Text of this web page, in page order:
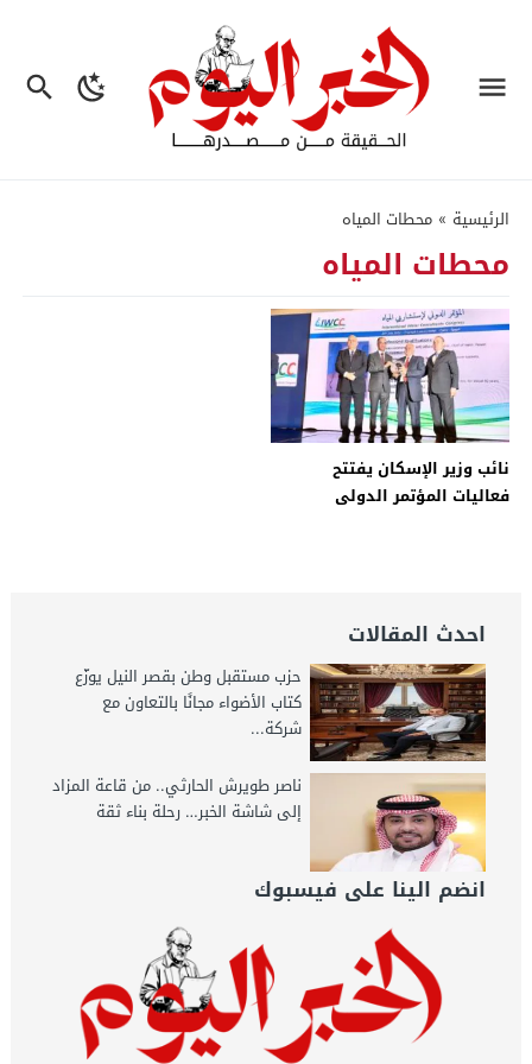
الرئيسية » محطات المياه
محطات المياه
نائب وزير الإسكان يفتتح
فعاليات المؤتمر الدولى
احدث المقالات
حزب مستقبل وطن بقصر النيل يوزّع
كتاب الأضواء مجانًا بالتعاون مع
شركة...
ناصر طويرش الحارثي.. من قاعة المزاد
إلى شاشة الخبر… رحلة بناء ثقة
انضم الينا على فيسبوك